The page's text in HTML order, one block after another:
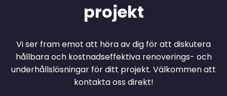
projekt
Vi ser fram emot att höra av dig för att diskutera
hållbara och kostnadseffektiva renoverings- och
underhållslösningar för ditt projekt. Välkommen att
kontakta oss direkt!